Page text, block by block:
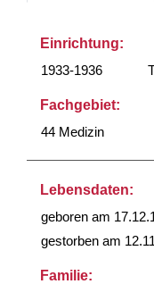
Einrichtung:
1933-1936
Fachgebiet:
44 Medizin
Lebensdaten:
geboren am
gestorben am
Familie: